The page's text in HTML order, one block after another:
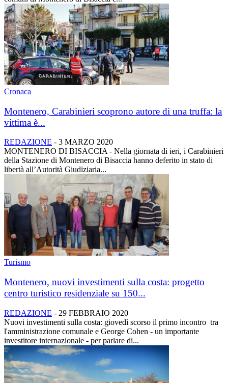
Cronaca
Montenero, Carabinieri scoprono autore di una truffa: la
vittima è...
REDAZIONE - 3 MARZO 2020
MONTENERO DI BISACCIA - Nella giornata di ieri, i Carabinieri
della Stazione di Montenero di Bisaccia hanno deferito in stato di
libertà all’Autorità Giudiziaria...
Turismo
Montenero, nuovi investimenti sulla costa: progetto
centro turistico residenziale su 150...
REDAZIONE - 29 FEBBRAIO 2020
Nuovi investimenti sulla costa: giovedì scorso il primo incontro tra
l'amministrazione comunale e George Cohen - un importante
investitore internazionale - per parlare di...